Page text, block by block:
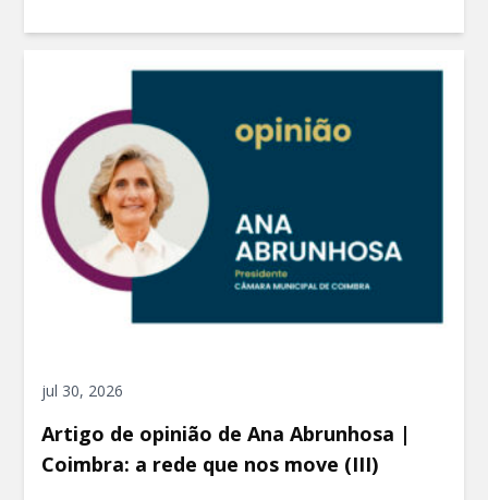
jul 30, 2026
Artigo de opinião de Ana Abrunhosa |
Coimbra: a rede que nos move (III)